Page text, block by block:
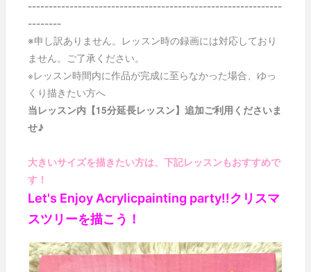
-------------------------------------------------------------
--------
※申し訳ありません。レッスン時の録画には対応しており
ません。ご了承ください。
※レッスン時間内に作品が完成に至らなかった場合、ゆっ
くり描きたい方へ
当レッスン内【15分延長レッスン】追加ご利用くださいま
せ♪
大きいサイズを描きたい方は、下記レッスンもおすすめで
す！
Let's Enjoy Acrylicpainting party!!クリスマ
スツリーを描こう！